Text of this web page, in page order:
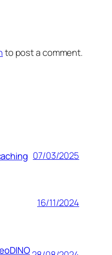
to post a comment.
07/03/2025
16/11/2024